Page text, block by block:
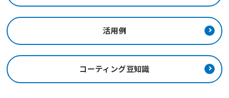
活用例
コーティング豆知識